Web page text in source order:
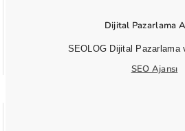
Dijital Pazarlama
SEOLOG Dijital Pazarlama
SEO Ajansı